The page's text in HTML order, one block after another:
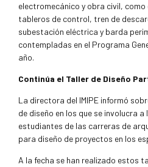
electromecánico y obra civil,
tableros de control, tren de
subestación eléctrica y barda
contempladas en el Programa
año.
Continúa el Taller de Diseño
La directora del IMIPE informó
de diseño en los que se involucra
estudiantes de las carreras de
para diseño de proyectos en los
A la fecha se han realizado estos